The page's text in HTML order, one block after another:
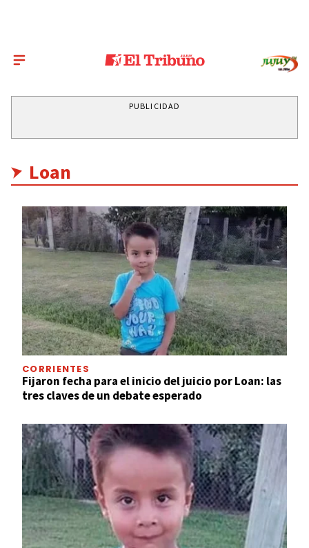
PUBLICIDAD
Loan
CORRIENTES
Fijaron fecha para el inicio del juicio por Loan: las
tres claves de un debate esperado